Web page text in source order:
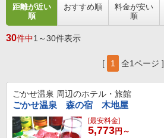
距離が近い
順
おすすめ順
料金が安い
順
30件中1～30件表示
[ 1 全1ページ ]
ごかせ温泉 周辺のホテル・旅館
ごかせ温泉 森の宿 木地屋
[最安料金]
5,773円～